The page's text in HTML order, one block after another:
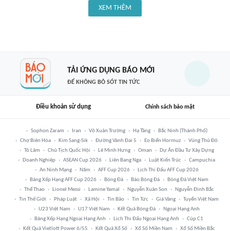
XEM THÊM
TẢI ỨNG DỤNG BÁO MỚI
ĐỂ KHÔNG BỎ SÓT TIN TỨC
Điều khoản sử dụng Chính sách bảo mật
Sophon Zaram Iran Võ Xuân Trường Hạ Tầng
Bắc Ninh (thành Phố)
Chợ Biên Hòa
Kim Sang-Sik Đường Vành Đai 5 Eo Biển Hormuz
Vùng Thủ Đô
Tô Lâm
Chủ Tịch Quốc Hội Lê Minh Hưng Oman
Dự Án Đầu Tư Xây Dựng
Doanh Nghiệp
ASEAN Cup 2026 Liên Bang Nga Luật Kiến Trúc
Campuchia
An Ninh Mạng
Năm AFF Cup 2026
Lịch Thi Đấu AFF Cup 2026
Bảng Xếp Hạng AFF Cup 2026
Bóng Đá Báo Bóng Đá
Bóng Đá Việt Nam
Thể Thao
Lionel Messi Lamine Yamal Nguyễn Xuân Son
Nguyễn Đình Bắc
Tin Thế Giới
Pháp Luật Xã Hội Tin Bão Tin Tức Giá Vàng
Tuyển Việt Nam
U23 Việt Nam
U17 Việt Nam Kết Quả Bóng Đá
Ngoại Hạng Anh
Bảng Xếp Hạng Ngoại Hạng Anh
Lịch Thi Đấu Ngoại Hạng Anh
Cúp C1
Kết Quả Vietlott Power 6/55
Kết Quả Xổ Số Xổ Số Miền Nam Xổ Số Miền Bắc